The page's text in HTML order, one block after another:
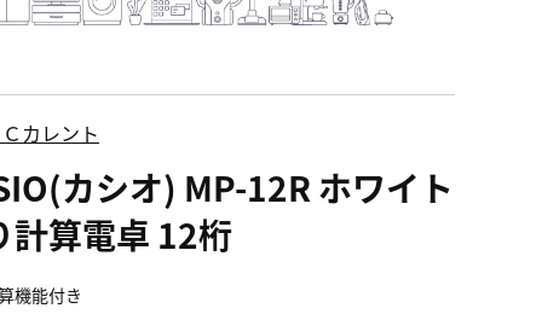
カレント
カシオ) MP-12R ホワイト
計算電卓 12桁
機能付き